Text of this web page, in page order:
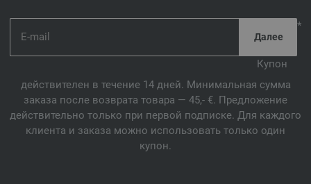
*
Купон
действителен в течение 14 дней. Минимальная сумма
заказа после возврата товара — 45,- €. Предложение
действительно только при первой подписке. Для каждого
клиента и заказа можно использовать только один
купон.